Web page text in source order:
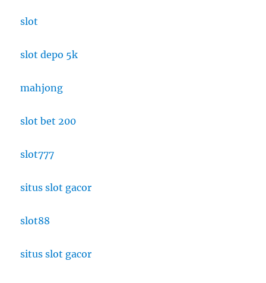
slot
slot depo 5k
mahjong
slot bet 200
slot777
situs slot gacor
slot88
situs slot gacor